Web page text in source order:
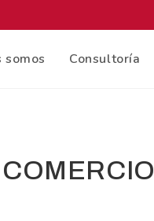
somos Consultoría